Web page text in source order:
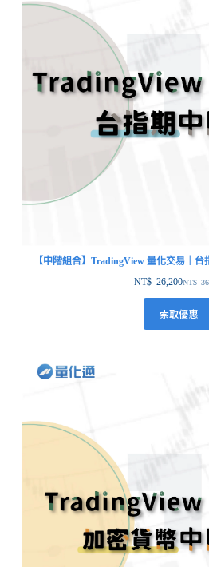
【中階組合】TradingView 量化交易｜台
NT$
NT$ 26,200
索取優惠